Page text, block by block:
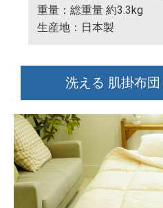
重量：総重量 約3.3kg
生産地：日本製
洗える 肌掛布